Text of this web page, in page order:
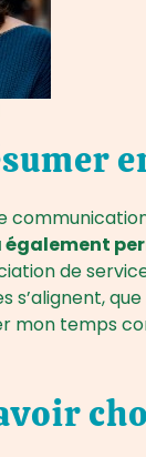
également
de
s’alignent,
mon temps